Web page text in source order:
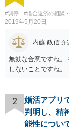
#調停 #借金返済の相談
2019年5月20日
内藤 政信 弁
無効な合意ですね。
しないことですね。
2
婚活アプリ
判明し、精
能性につい